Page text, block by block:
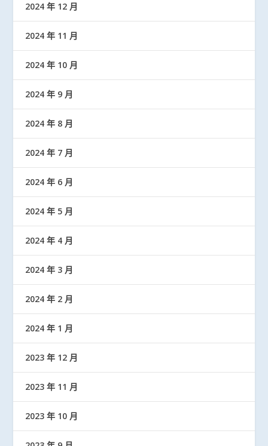
2024 年 12 月
2024 年 11 月
2024 年 10 月
2024 年 9 月
2024 年 8 月
2024 年 7 月
2024 年 6 月
2024 年 5 月
2024 年 4 月
2024 年 3 月
2024 年 2 月
2024 年 1 月
2023 年 12 月
2023 年 11 月
2023 年 10 月